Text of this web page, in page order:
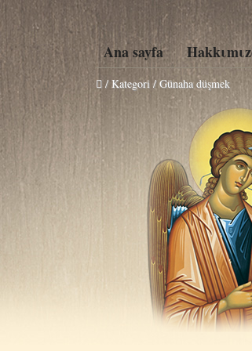
Ana sayfa
/ Kategori / Günaha düşmek